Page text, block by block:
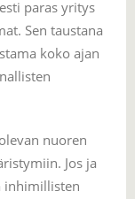
paras yritys
Sen taustana
koko ajan
nuoren
Jos ja
inhimillisten